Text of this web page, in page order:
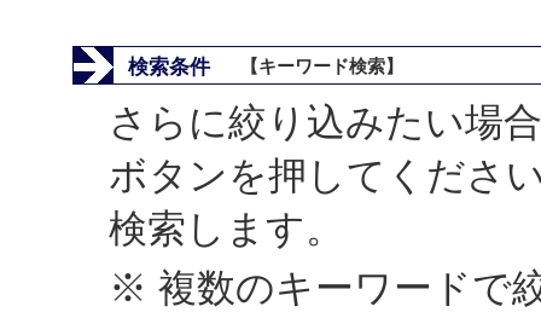
検索条件 【キーワード検索】
さらに絞り込みたい場
ボタンを押してくださ
検索します。
※ 複数のキーワードで